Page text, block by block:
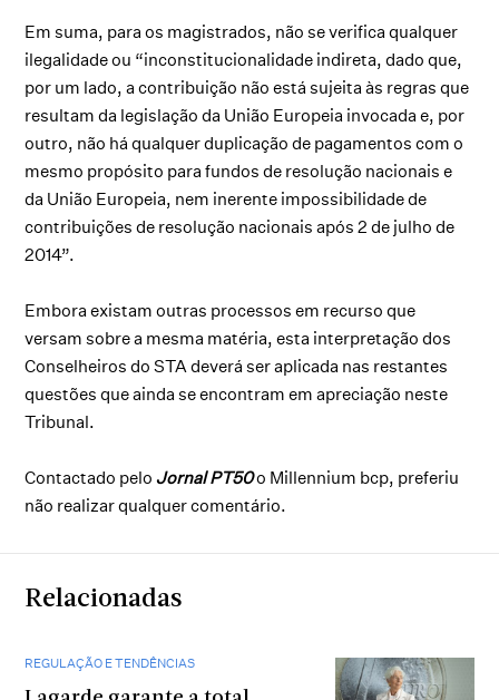
Em suma, para os magistrados, não se verifica qualquer
ilegalidade ou “inconstitucionalidade indireta, dado que,
por um lado, a contribuição não está sujeita às regras que
resultam da legislação da União Europeia invocada e, por
outro, não há qualquer duplicação de pagamentos com o
mesmo propósito para fundos de resolução nacionais e
da União Europeia, nem inerente impossibilidade de
contribuições de resolução nacionais após 2 de julho de
2014”.
Embora existam outras processos em recurso que
versam sobre a mesma matéria, esta interpretação dos
Conselheiros do STA deverá ser aplicada nas restantes
questões que ainda se encontram em apreciação neste
Tribunal.
Contactado peloJornal PT50o Millennium bcp, preferiu
não realizar qualquer comentário.
Relacionadas
REGULAÇÃO E TENDÊNCIAS